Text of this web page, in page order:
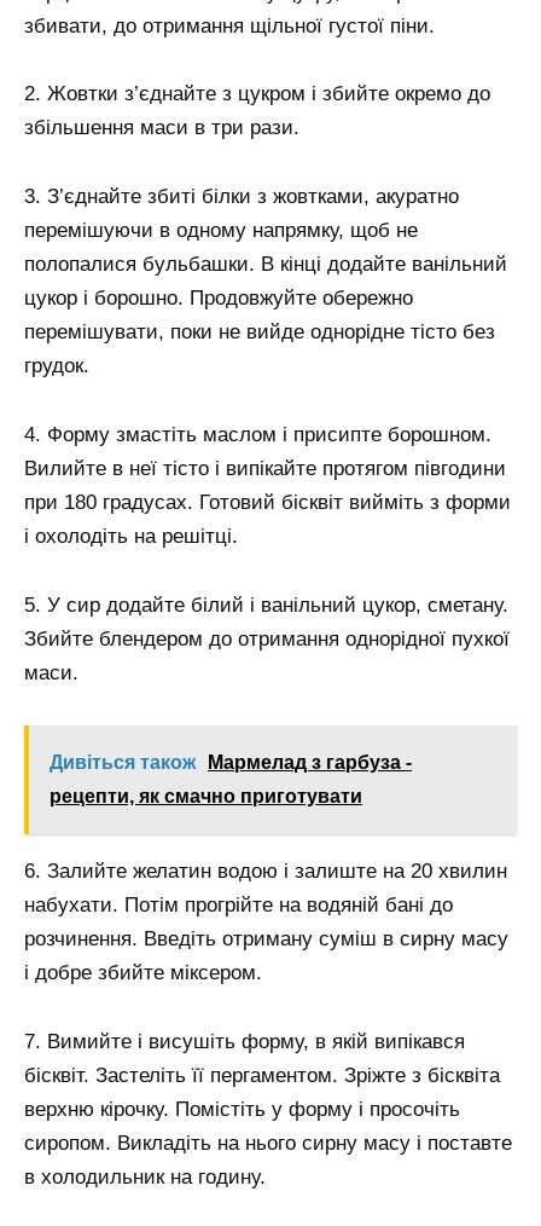
збивати, до отримання щільної густої піни.
2. Жовтки з’єднайте з цукром і збийте окремо до
збільшення маси в три рази.
3. З’єднайте збиті білки з жовтками, акуратно
перемішуючи в одному напрямку, щоб не
полопалися бульбашки. В кінці додайте ванільний
цукор і борошно. Продовжуйте обережно
перемішувати, поки не вийде однорідне тісто без
грудок.
4. Форму змастіть маслом і присипте борошном.
Вилийте в неї тісто і випікайте протягом півгодини
при 180 градусах. Готовий бісквіт вийміть з форми
і охолодіть на решітці.
5. У сир додайте білий і ванільний цукор, сметану.
Збийте блендером до отримання однорідної пухкої
маси.
Дивіться також
Мармелад з гарбуза -
рецепти, як смачно приготувати
6. Залийте желатин водою і залиште на 20 хвилин
набухати. Потім прогрійте на водяній бані до
розчинення. Введіть отриману суміш в сирну масу
і добре збийте міксером.
7. Вимийте і висушіть форму, в якій випікався
бісквіт. Застеліть її пергаментом. Зріжте з бісквіта
верхню кірочку. Помістіть у форму і просочіть
сиропом. Викладіть на нього сирну масу і поставте
в холодильник на годину.